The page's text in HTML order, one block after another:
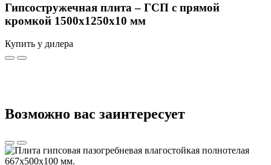
Гипсостружечная плита – ГСП с прямой
кромкой 1500х1250х10 мм
Купить у дилера
Возможно вас заинтересует